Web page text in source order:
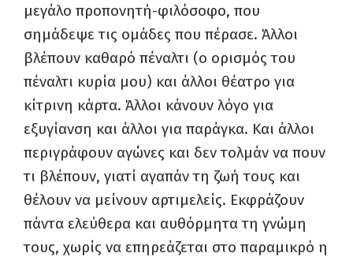
μεγάλο προπονητή-φιλόσοφο, που
σημάδεψε τις ομάδες που πέρασε. Άλλοι
βλέπουν καθαρό πέναλτι (ο ορισμός του
πέναλτι κυρία μου) και άλλοι θέατρο για
κίτρινη κάρτα. Άλλοι κάνουν λόγο για
εξυγίανση και άλλοι για παράγκα. Και άλλοι
περιγράφουν αγώνες και δεν τολμάν να πουν
τι βλέπουν, γιατί αγαπάν τη ζωή τους και
θέλουν να μείνουν αρτιμελείς. Εκφράζουν
πάντα ελεύθερα και αυθόρμητα τη γνώμη
τους, χωρίς να επηρεάζεται στο παραμικρό η